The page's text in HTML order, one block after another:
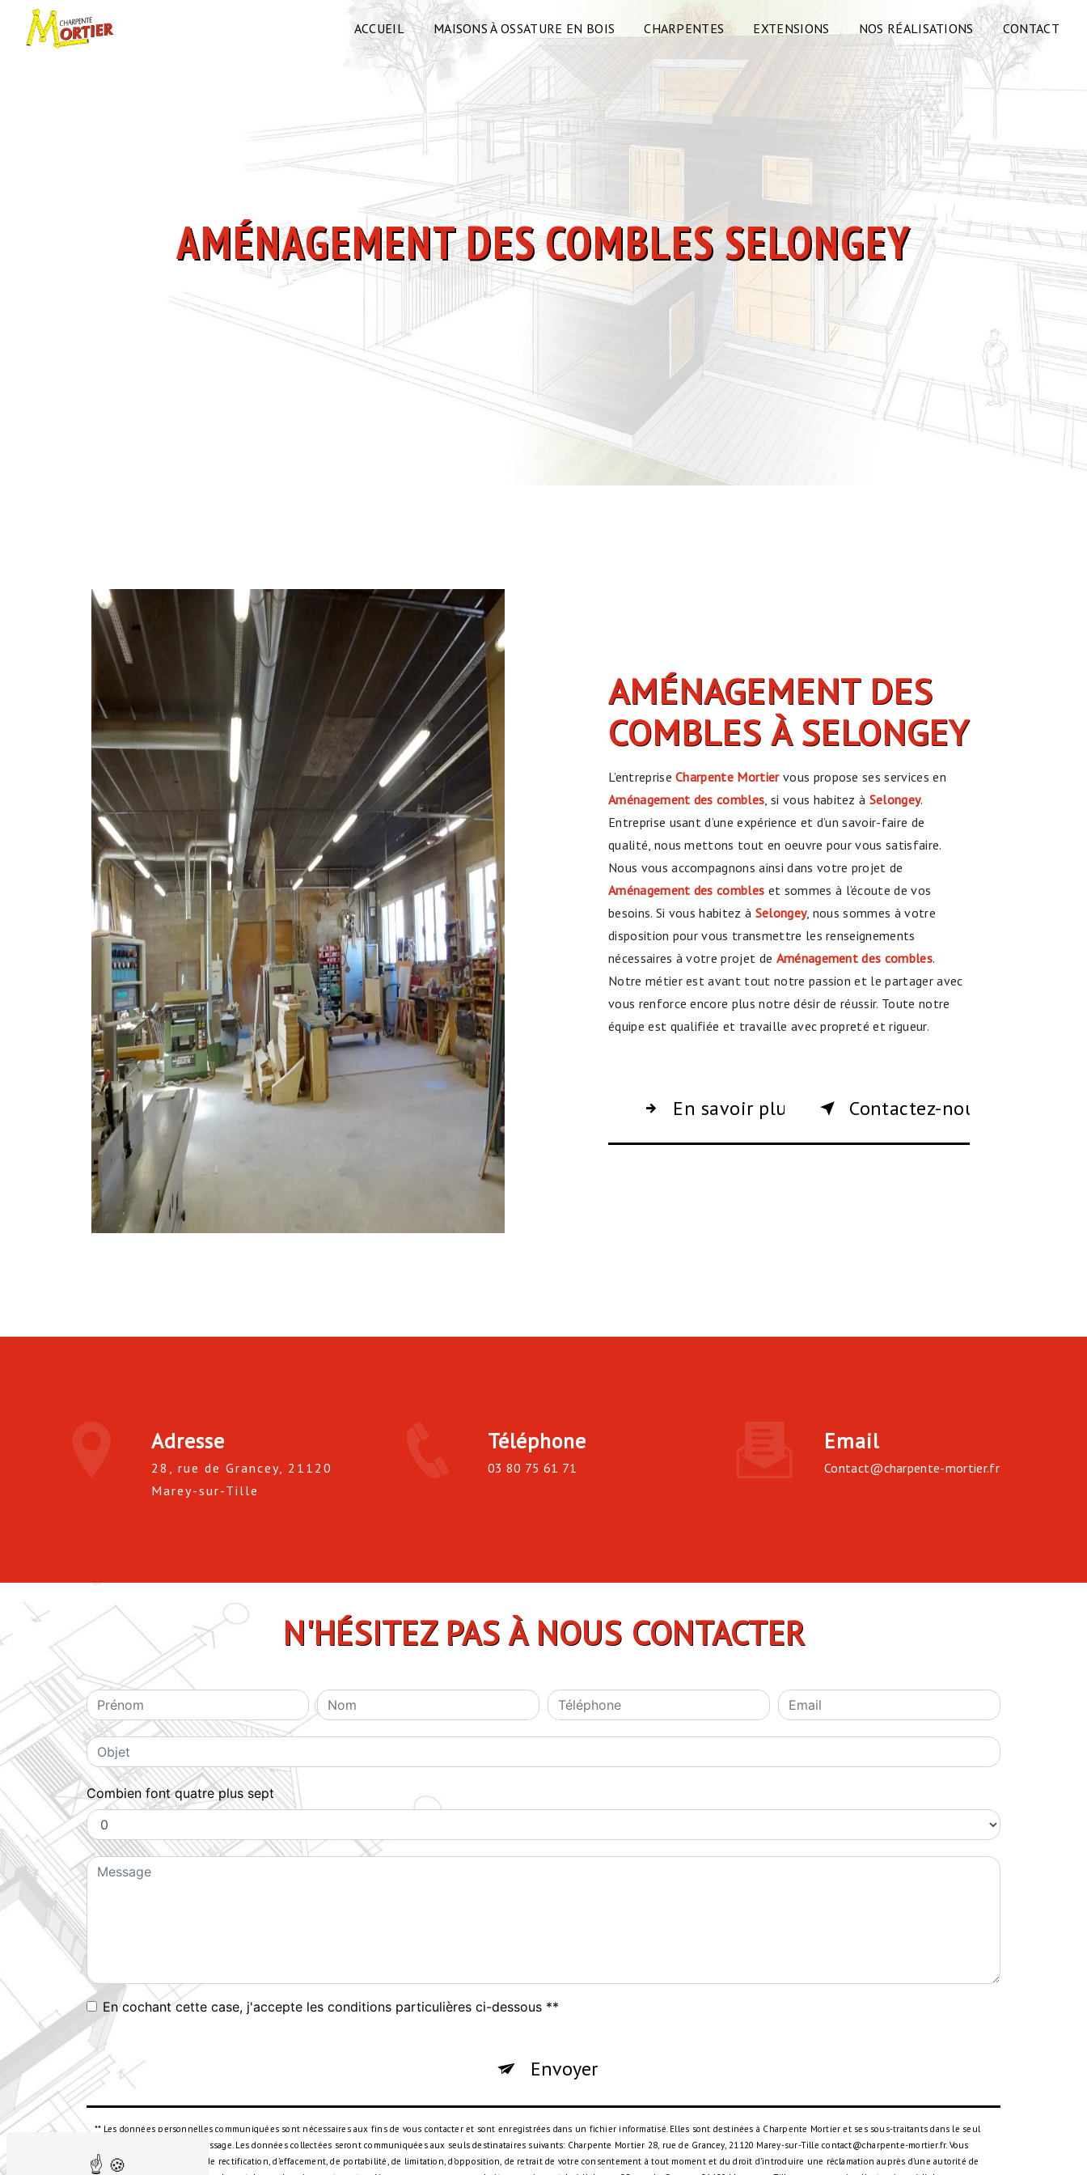
ACCUEIL MAISONS À OSSATURE EN BOIS CHARPENTES EXTENSIONS NOS RÉALISATIONS CONTACT
AMÉNAGEMENT DES COMBLES SELONGEY
AMÉNAGEMENT DES
COMBLES À SELONGEY
L’entrepriseCharpente Mortiervous propose ses services en
Aménagement des combles , si vous habitez à Selongey.
Entreprise usant d’une expérience et d’un savoir-faire de
qualité, nous mettons tout en oeuvre pour vous satisfaire.
Nous vous accompagnons ainsi dans votre projet de
Aménagement des combles et sommes à l’écoute de vos
besoins. Si vous habitez à Selongey, nous sommes à votre
disposition pour vous transmettre les renseignements
nécessaires à votre projet de Aménagement des combles.
Notre métier est avant tout notre passion et le partager avec
vous renforce encore plus notre désir de réussir. Toute notre
équipe est qualifiée et travaille avec propreté et rigueur.
En savoir plus Contactez-nous
Adresse
28, rue de Grancey, 21120
Marey-sur-Tille
Téléphone
03 80 75 61 71
Email
contact@charpente-mortier.fr
N'HÉSITEZ PAS À NOUS CONTACTER
Combien font quatre plus sept
En cochant cette case, j'accepte les conditions particulières ci-dessous **
Envoyer
** Les données personnelles communiquées sont nécessaires aux fins de vous contacter et sont enregistrées dans un fichier informatisé. Elles sont destinées à Charpente Mortier et ses sous-traitants dans le seul
but de répondre à votre message. Les données collectées seront communiquées aux seuls destinataires suivants: Charpente Mortier 28, rue de Grancey, 21120 Marey-sur-Tille contact@charpente-mortier.fr. Vous
disposez de droits d’accès, de rectification, d’effacement, de portabilité, de limitation, d’opposition, de retrait de votre consentement à tout moment et du droit d’introduire une réclamation auprès d’une autorité de
Panneau de gestion des cookies